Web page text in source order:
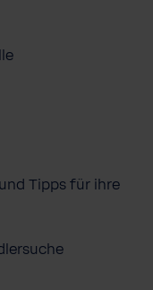
Tipps für ihre